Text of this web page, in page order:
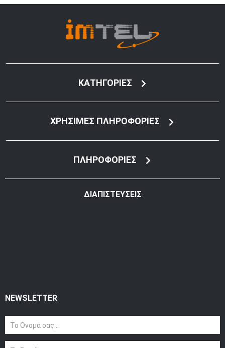
ΚΑΤΗΓΟΡΙΕΣ
ΧΡΗΣΙΜΕΣ ΠΛΗΡΟΦΟΡΙΕΣ
ΠΛΗΡΟΦΟΡΙΕΣ
ΔΙΑΠΙΣΤΕΥΣΕΙΣ
NEWSLETTER